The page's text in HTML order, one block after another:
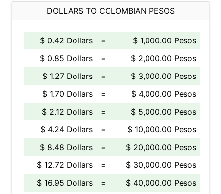
DOLLARS TO COLOMBIAN PESOS
$ 0.42 Dollars =
$ 1,000.00 Pesos
$ 0.85 Dollars
=
$ 2,000.00 Pesos
$ 1.27 Dollars
=
$ 3,000.00 Pesos
$ 1.70 Dollars
=
$ 4,000.00 Pesos
$ 2.12 Dollars
=
$ 5,000.00 Pesos
$ 4.24 Dollars
=
$ 10,000.00 Pesos
$ 8.48 Dollars
=
$ 20,000.00 Pesos
$ 12.72 Dollars
=
$ 30,000.00 Pesos
$ 16.95 Dollars
= $ 40,000.00 Pesos